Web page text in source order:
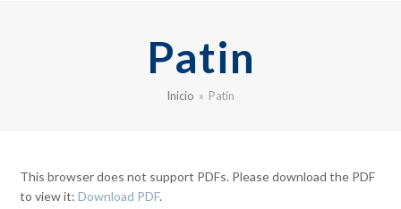
Patin
Inicio » Patin
This browser does not support PDFs. Please download the PDF
to view it:Download PDF.